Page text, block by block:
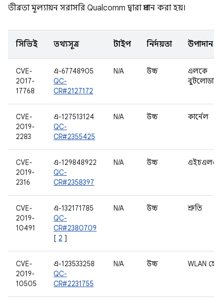
তীব্রতা মূল্যায়ন সরাসরি Qualcomm দ্বারা প্রদান করা হয়।
সিভিই তথ্যসূত্র টাইপ নির্দয়তা উপাদান
CVE-
2017-
17768
এ-67748905
QC-
CR#2127172
N/A উচ্চ
এলকে
বুটলোডার
CVE-
2019-
2283
এ-127513124
QC-
CR#2355425
N/A উচ্চ কার্নেল
CVE-
2019-
2316
এ-129848922
QC-
CR#2358397
N/A উচ্চ
CVE-
2019-
10491
এ-132171785
QC-
CR#2380709
[ 2 ]
N/A উচ্চ শ্রুতি
CVE-
2019-
10505
এ-123533258
QC-
CR#2231755
N/A উচ্চ WLAN